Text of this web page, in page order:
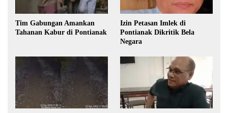
Tim Gabungan Amankan
Tahanan Kabur di Pontianak
Izin Petasan Imlek di
Pontianak Dikritik Bela
Negara